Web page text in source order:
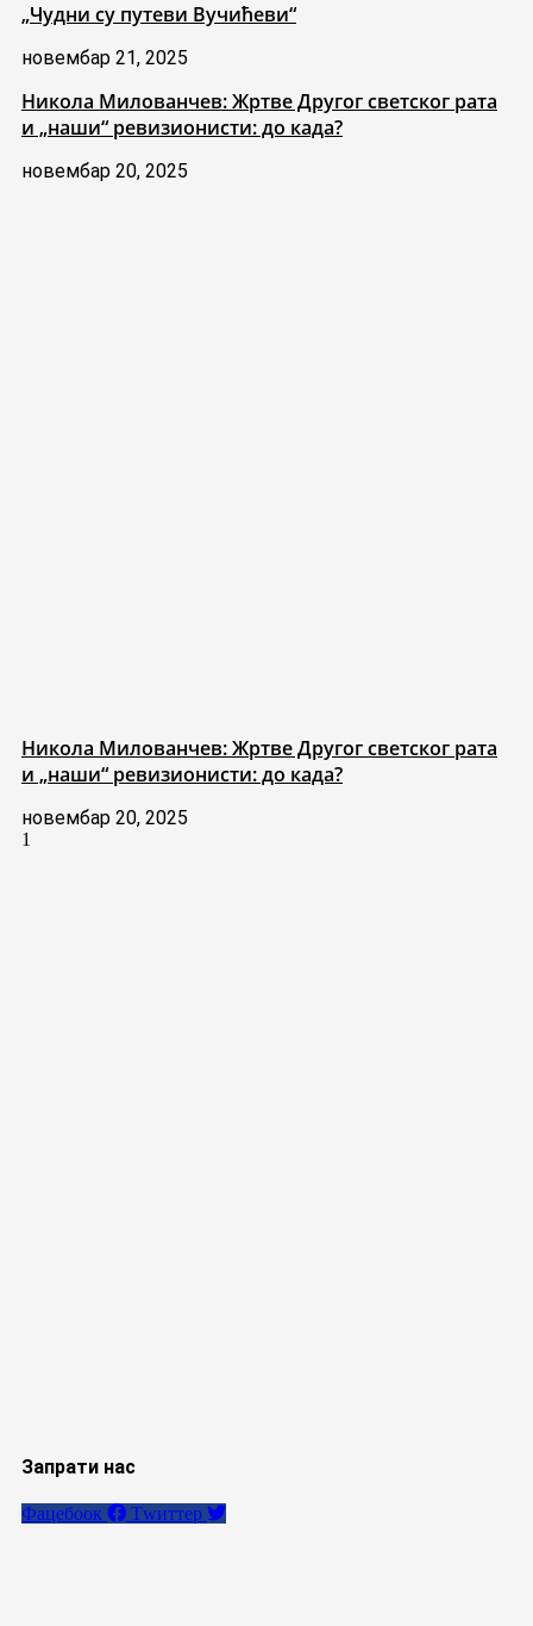
„Чудни су путеви Вучићеви“
новембар 21, 2025
Никола Милованчев: Жртве Другог светског рата
и „наши“ ревизионисти: до када?
новембар 20, 2025
Никола Милованчев: Жртве Другог светског рата
и „наши“ ревизионисти: до када?
новембар 20, 2025
Запрати нас
Фацебоок Тwиттер